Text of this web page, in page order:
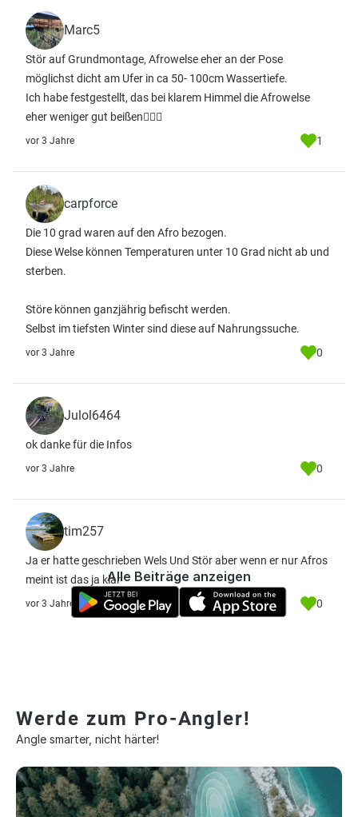
Marc5
Stör auf Grundmontage, Afrowelse eher an der Pose
möglichst dicht am Ufer in ca 50- 100cm Wassertiefe.
Ich habe festgestellt, das bei klarem Himmel die Afrowelse
eher weniger gut beißen🤷🏻‍♂️
vor 3 Jahre 1
carpforce
Die 10 grad waren auf den Afro bezogen.
Diese Welse können Temperaturen unter 10 Grad nicht ab und
sterben.
Störe können ganzjährig befischt werden.
Selbst im tiefsten Winter sind diese auf Nahrungssuche.
vor 3 Jahre 0
Julol6464
ok danke für die Infos
vor 3 Jahre 0
tim257
Ja er hatte geschrieben Wels Und Stör aber wenn er nur Afros
meint ist das ja klar
vor 3 Jahre 0
Alle Beiträge anzeigen
Werde zum Pro-Angler!
Angle smarter, nicht härter!